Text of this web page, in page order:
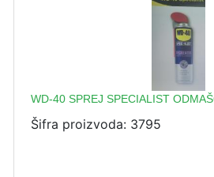
WD-40 SPREJ SPECIALIST
Šifra proizvoda: 3795